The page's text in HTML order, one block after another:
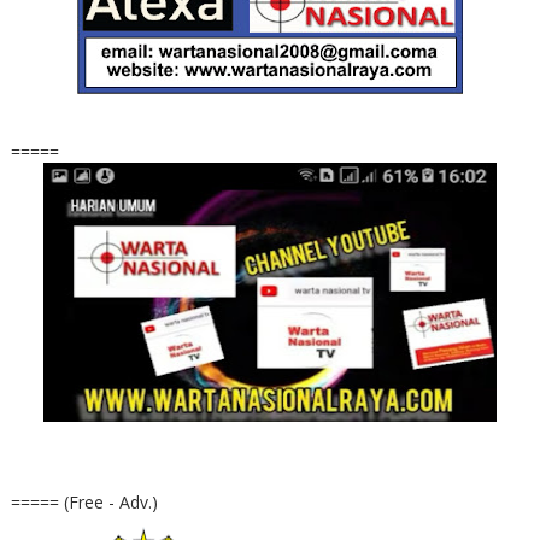
=====
===== (Free - Adv.)